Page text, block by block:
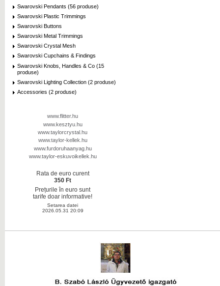
Swarovski Pendants (56 produse)
Swarovski Plastic Trimmings
Swarovski Buttons
Swarovski Metal Trimmings
Swarovski Crystal Mesh
Swarovski Cupchains & Findings
Swarovski Knobs, Handles & Co (15
produse)
Swarovski Lighting Collection (2 produse)
Accessories (2 produse)
www.flitter.hu
www.kesztyu.hu
www.taylorcrystal.hu
www.taylor-kellek.hu
www.furdoruhaanyag.hu
www.taylor-eskuvoikellek.hu
Rata de euro curent
350 Ft
Prețurile în euro sunt
tarife doar informative!
Setarea datei
2026.05.31 20:09